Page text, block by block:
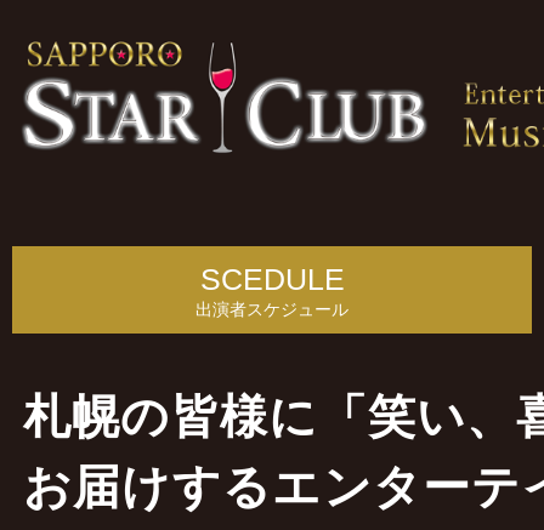
SCEDULE
出演者スケジュール
札幌の皆様に「笑い、
お届けするエンター